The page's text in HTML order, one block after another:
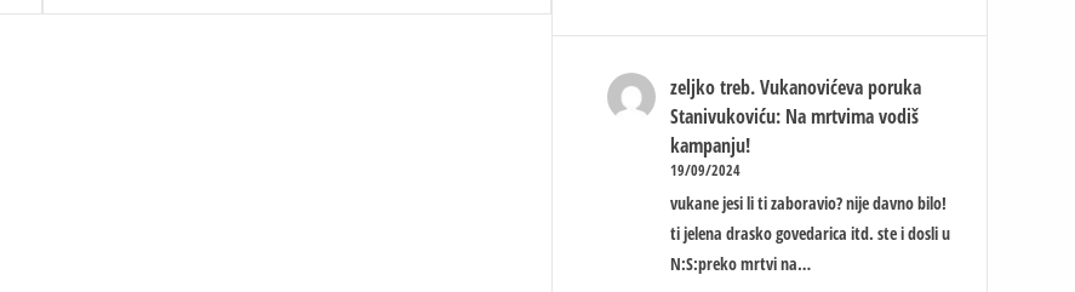
u
zeljko treb. Vukanovićeva poruka
Stanivukoviću: Na mrtvima vodiš
kampanju!
19/09/2024
vukane jesi li ti zaboravio? nije davno bilo!
ti jelena drasko govedarica itd. ste i dosli u
N:S:preko mrtvi na…